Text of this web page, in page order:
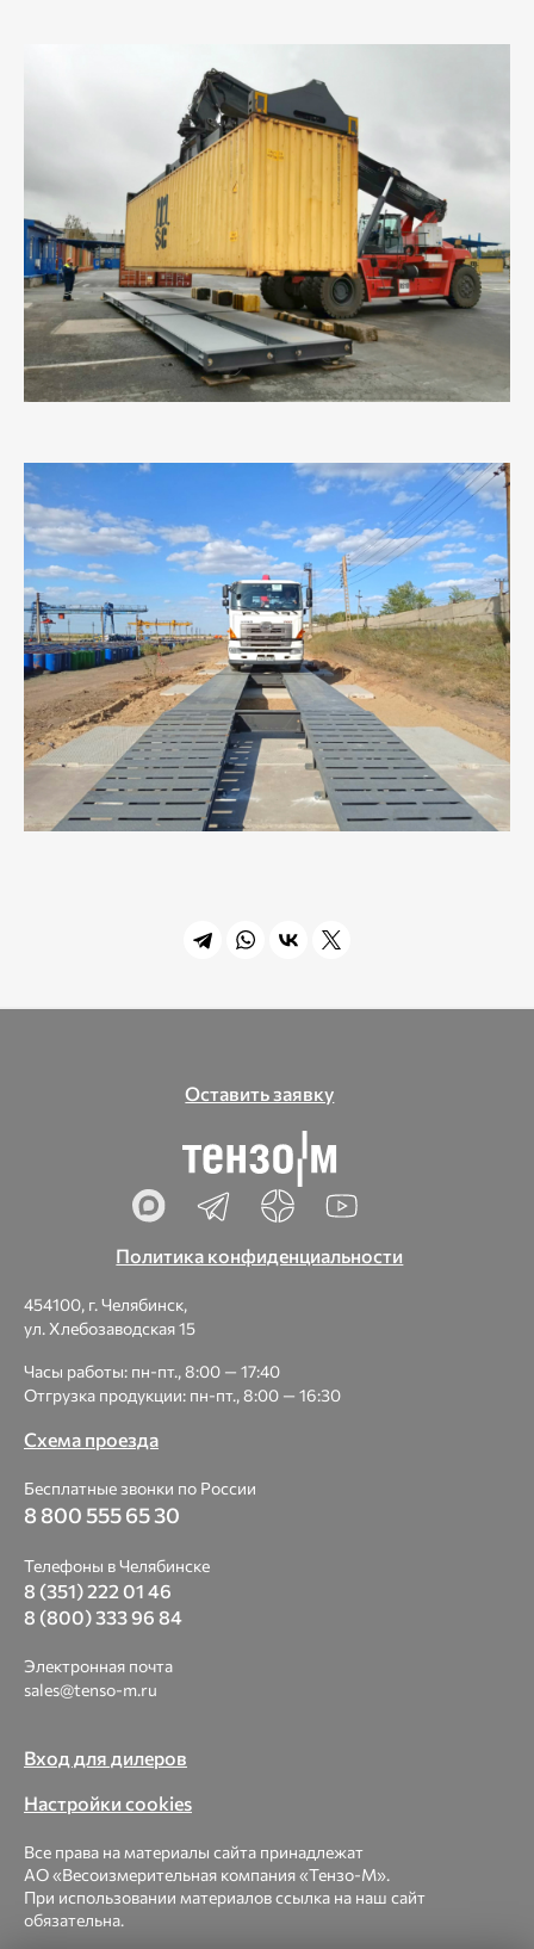
Оставить заявку
Политика конфиденциальности
454100, г. Челябинск,
ул. Хлебозаводская 15
Часы работы: пн-пт., 8:00 — 17:40
Отгрузка продукции: пн-пт., 8:00 — 16:30
Схема проезда
Бесплатные звонки по России
8 800 555 65 30
Телефоны в Челябинске
8 (351) 222 01 46
8 (800) 333 96 84
Электронная почта
sales@tenso-m.ru
Вход для дилеров
Настройки cookies
Все права на материалы сайта принадлежат
АО «Весоизмерительная компания «Тензо-М».
При использовании материалов ссылка на наш сайт
обязательна.